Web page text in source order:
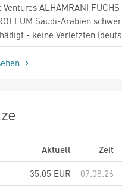
ALHAMRANI FUCHS
Saudi-Arabien schwer
- keine Verletzten
Aktuell
Zeit
35,05 EUR
07.08.26